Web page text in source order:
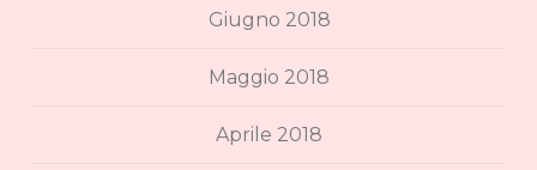
Giugno 2018
Maggio 2018
Aprile 2018